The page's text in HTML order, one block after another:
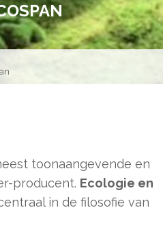
toonaangevende en
producent. Ecologie en
in de filosofie van